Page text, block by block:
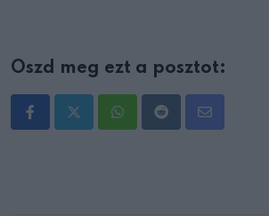
Oszd meg ezt a posztot:
WhatsappRedditShare